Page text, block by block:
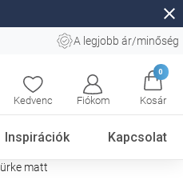
close
A legjobb ár/minőség
Kedvenc Fiókom
0
Kosár
Inspirációk Kapcsolat
matt